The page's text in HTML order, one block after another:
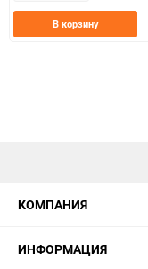
В корзину
КОМПАНИЯ
ИНФОРМАЦИЯ